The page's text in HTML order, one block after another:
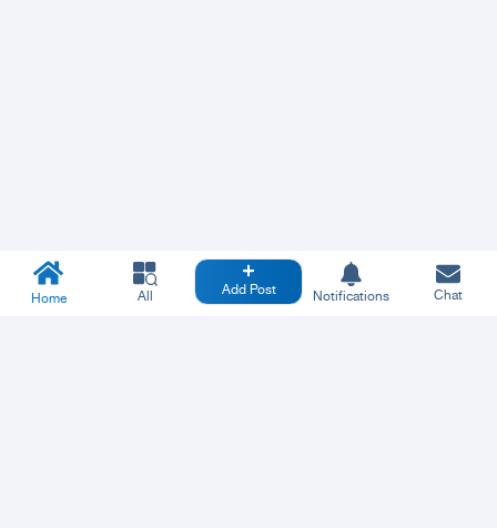
Home All Add Post Notifications Chat